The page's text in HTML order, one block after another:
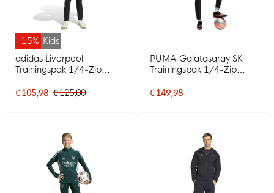
-15% Kids
adidas Liverpool
Trainingspak 1/4-Zip
Grijs Wit Rood
€ 105,98 € 125,00
PUMA Galatasaray SK
Trainingspak 1/4-Zip
Rood Paars Oranje
€ 149,98